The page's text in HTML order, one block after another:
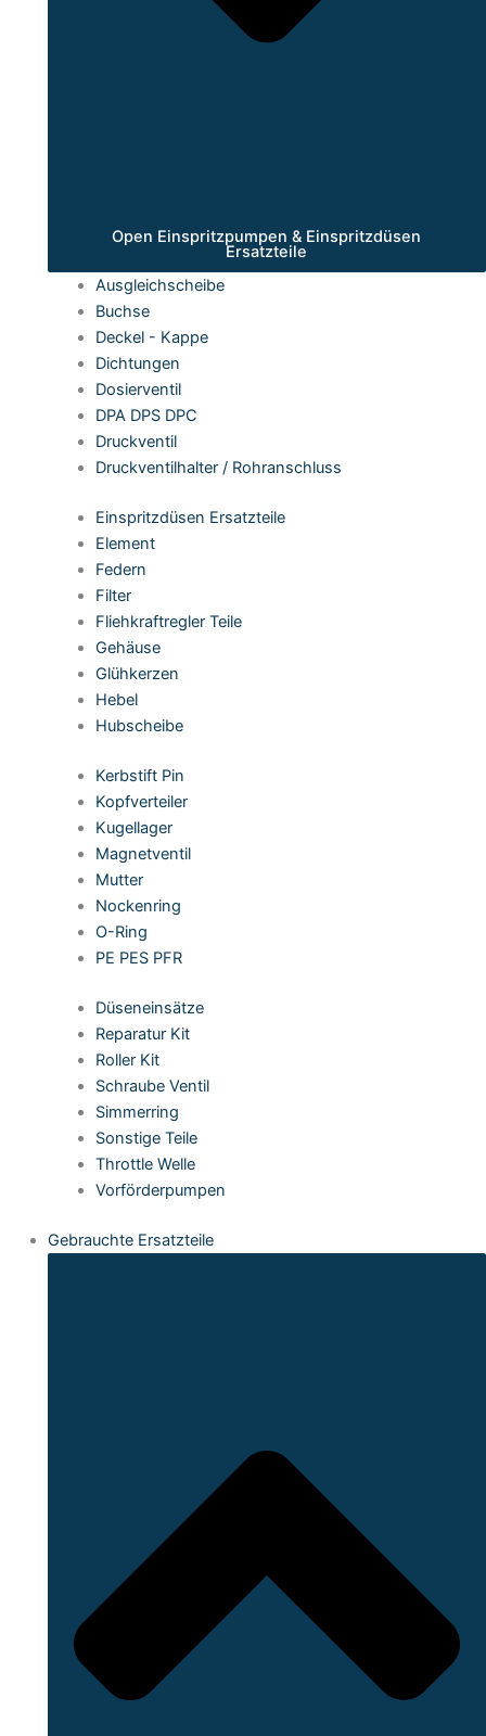
Open Einspritzpumpen & Einspritzdüsen
Ersatzteile
Ausgleichscheibe
Buchse
Deckel - Kappe
Dichtungen
Dosierventil
DPA DPS DPC
Druckventil
Druckventilhalter / Rohranschluss
Einspritzdüsen Ersatzteile
Element
Federn
Filter
Fliehkraftregler Teile
Gehäuse
Glühkerzen
Hebel
Hubscheibe
Kerbstift Pin
Kopfverteiler
Kugellager
Magnetventil
Mutter
Nockenring
O-Ring
PE PES PFR
Düseneinsätze
Reparatur Kit
Roller Kit
Schraube Ventil
Simmerring
Sonstige Teile
Throttle Welle
Vorförderpumpen
Gebrauchte Ersatzteile